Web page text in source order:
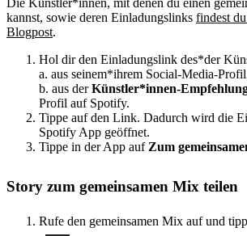
Die Künstler*innen, mit denen du einen
kannst, sowie deren Einladungslinks findest
Blogpost.
Hol dir den Einladungslink des*der
a. aus seinem*ihrem Social-Media-
b. aus derKünstler*innen-
Profil auf Spotify.
Tippe auf den Link. Dadurch wird die
Spotify App geöffnet.
Tippe in der App aufZum
Story zum gemeinsamen Mix teilen
Rufe den gemeinsamen Mix auf und